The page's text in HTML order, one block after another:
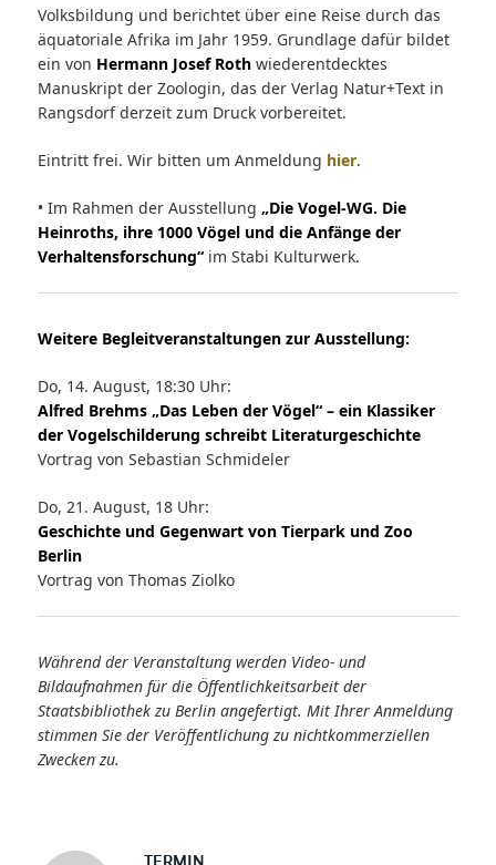
Volksbildung und berichtet über eine Reise durch das
äquatoriale Afrika im Jahr 1959. Grundlage dafür bildet
ein von Hermann Josef Rothwiederentdecktes
Manuskript der Zoologin, das der Verlag Natur+Text in
Rangsdorf derzeit zum Druck vorbereitet.
Eintritt frei. Wir bitten um Anmeldung hier.
• Im Rahmen der Ausstellung „Die Vogel-WG. Die
Heinroths, ihre 1000 Vögel und die Anfänge der
Verhaltensforschung“im Stabi Kulturwerk.
Weitere Begleitveranstaltungen zur Ausstellung:
Do, 14. August, 18:30 Uhr:
Alfred Brehms „Das Leben der Vögel“ – ein Klassiker
der Vogelschilderung schreibt Literaturgeschichte
Vortrag von Sebastian Schmideler
Do, 21. August, 18 Uhr:
Geschichte und Gegenwart von Tierpark und Zoo
Berlin
Vortrag von Thomas Ziolko
Während der Veranstaltung werden Video- und
Bildaufnahmen für die Öffentlichkeitsarbeit der
Staatsbibliothek zu Berlin angefertigt. Mit Ihrer Anmeldung
stimmen Sie der Veröffentlichung zu nichtkommerziellen
Zwecken zu.